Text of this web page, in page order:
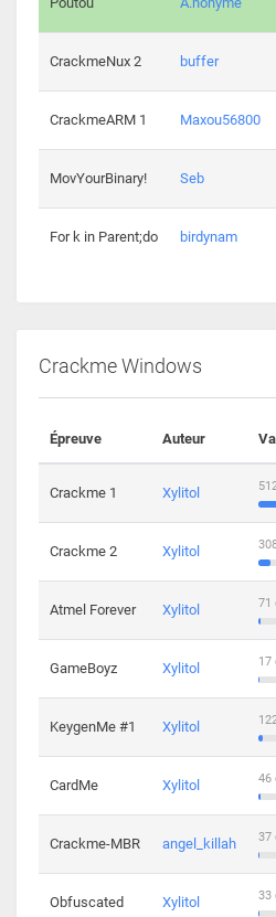
CrackmeNux 2 buffer
CrackmeARM 1 Maxou56800
MovYourBinary! Seb
For k in Parent;do birdynam
Crackme Windows
Épreuve Auteur
Crackme 1 Xylitol
Crackme 2 Xylitol
Atmel Forever Xylitol 71
GameBoyz Xylitol 17
KeygenMe #1 Xylitol
CardMe Xylitol 46
Crackme-MBR angel_killah 37
Obfuscated Xylitol 33